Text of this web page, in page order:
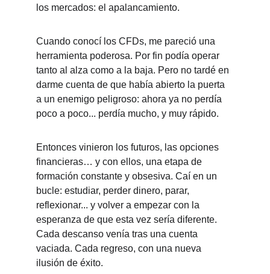
los mercados: el apalancamiento.
Cuando conocí los CFDs, me pareció una
herramienta poderosa. Por fin podía operar
tanto al alza como a la baja. Pero no tardé en
darme cuenta de que había abierto la puerta
a un enemigo peligroso: ahora ya no perdía
poco a poco... perdía mucho, y muy rápido.
Entonces vinieron los futuros, las opciones
financieras… y con ellos, una etapa de
formación constante y obsesiva. Caí en un
bucle: estudiar, perder dinero, parar,
reflexionar... y volver a empezar con la
esperanza de que esta vez sería diferente.
Cada descanso venía tras una cuenta
vaciada. Cada regreso, con una nueva
ilusión de éxito.